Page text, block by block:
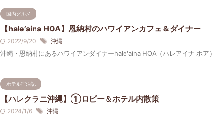
国内グルメ
【hale’aina HOA】恩納村のハワイアンカフェ＆ダイナー
2022/9/20 沖縄
沖縄・恩納村にあるハワイアンダイナーhale'aina HOA（ハレアイナ ホア
ホテル宿泊記
【ハレクラニ沖縄】①ロビー＆ホテル内散策
2024/1/6 沖縄